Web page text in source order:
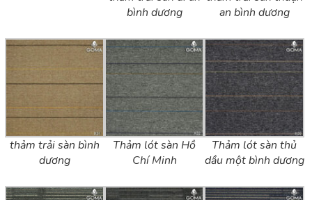
bình dương
an bình dương
thảm trải sàn bình
dương
Thảm lót sàn Hồ
Chí Minh
Thảm lót sàn thủ
dầu một bình dương